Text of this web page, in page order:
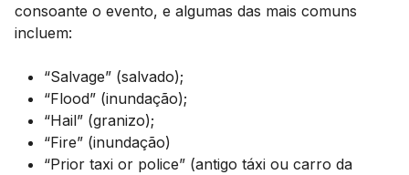
consoante o evento, e algumas das mais comuns
incluem:
“Salvage” (salvado);
“Flood” (inundação);
“Hail” (granizo);
“Fire” (inundação)
“Prior taxi or police” (antigo táxi ou carro da